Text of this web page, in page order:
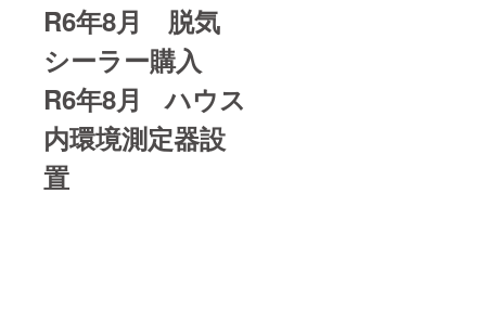
R6年8月 脱気
シーラー購入
R6年8月 ハウス
内環境測定器設
置